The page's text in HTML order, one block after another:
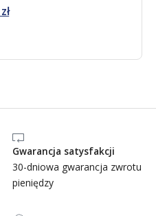
zł
Gwarancja satysfakcji
30-dniowa gwarancja zwrotu
pieniędzy